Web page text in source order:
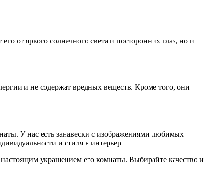
от яркого солнечного света и посторонних глаз, но и
и не содержат вредных веществ. Кроме того, они
У нас есть занавески с изображениями любимых
и стиля в интерьер.
украшением его комнаты. Выбирайте качество и